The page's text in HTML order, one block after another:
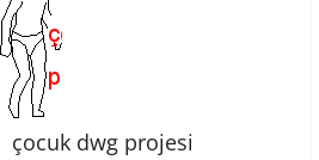
çocuk dwg projesi